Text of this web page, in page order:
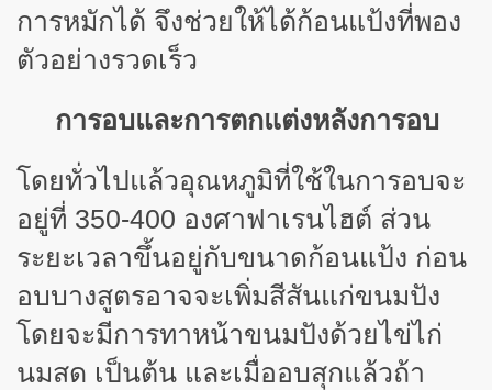
การหมักได้ จึงช่วยให้ได้ก้อนแป้งที่พอง
ตัวอย่างรวดเร็ว
การอบและการตกแต่งหลังการอบ
โดยทั่วไปแล้วอุณหภูมิที่ใช้ในการอบจะ
อยู่ที่ 350-400 องศาฟาเรนไฮต์ ส่วน
ระยะเวลาขึ้นอยู่กับขนาดก้อนแป้ง ก่อน
อบบางสูตรอาจจะเพิ่มสีสันแก่ขนมปัง
โดยจะมีการทาหน้าขนมปังด้วยไข่ไก่
นมสด เป็นต้น และเมื่ออบสุกแล้วถ้า